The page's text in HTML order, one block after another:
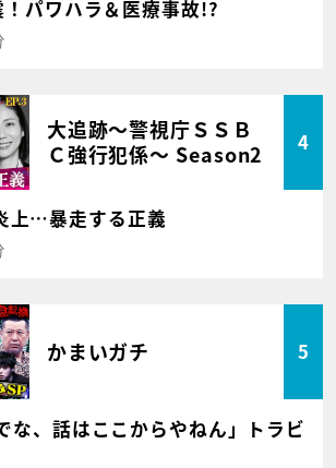
パワハラ＆医療事故!?
大追跡～警視庁ＳＳＢ
Ｃ強行犯係～ Season2
4
上…暴走する正義
かまいガチ 5
な、話はここからやねん」トラビ